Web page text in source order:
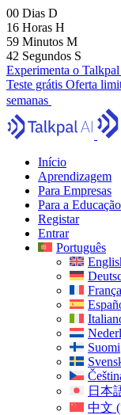
00 Dias D
16 Horas H
59 Minutos M
41 Segundos S
Experimenta o
Teste grátis Oferta
semanas
Início
Aprendizagem
Para Empresas
Para a Educação
Registar
Entrar
Português
Suomi
日本
中文